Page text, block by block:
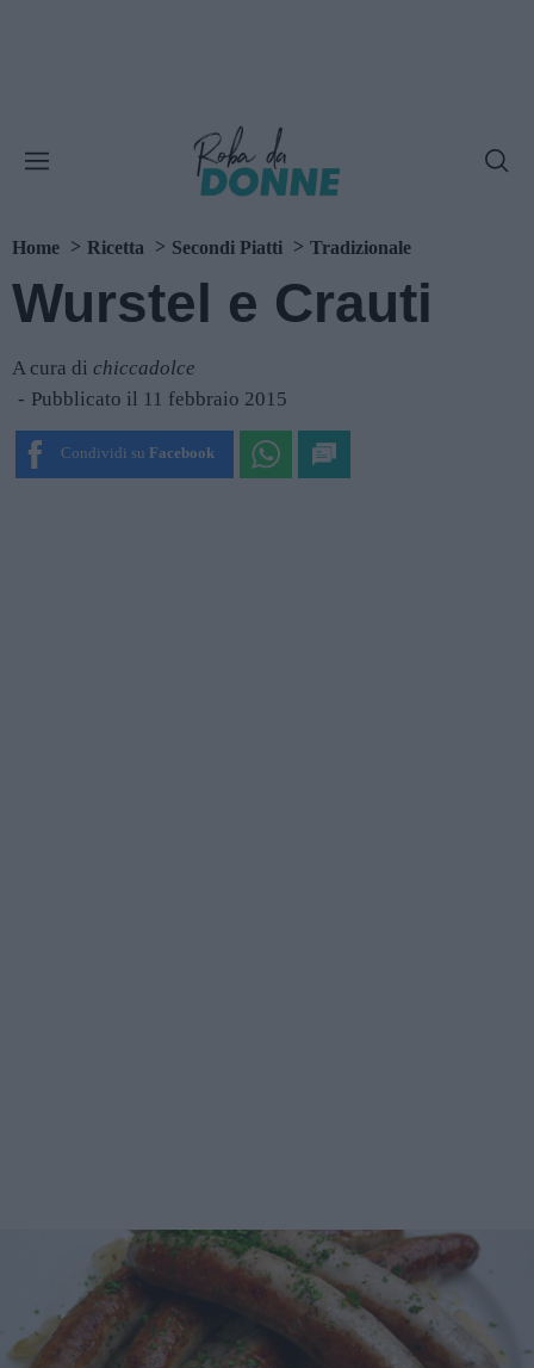
Home Ricetta Secondi Piatti Tradizionale
Wurstel e Crauti
A cura di chiccadolce
Pubblicato il 11 febbraio 2015
Condividi su Facebook